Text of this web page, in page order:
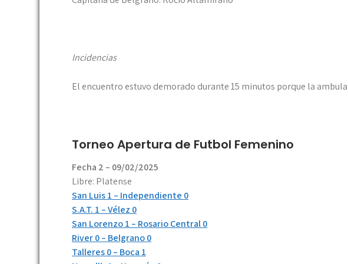
Incidencias
El encuentro estuvo demorado durante 15 minutos porque la
Torneo Apertura de Futbol Femenino
Fecha 2 – 09/02/2025
Libre: Platense
San Luis 1 – Independiente 0
S.A.T. 1 – Vélez 0
San Lorenzo 1 – Rosario Central 0
River 0 – Belgrano 0
Talleres 0 – Boca 1